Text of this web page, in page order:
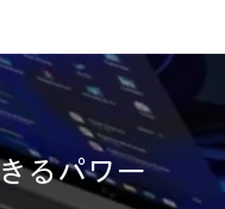
るパワー